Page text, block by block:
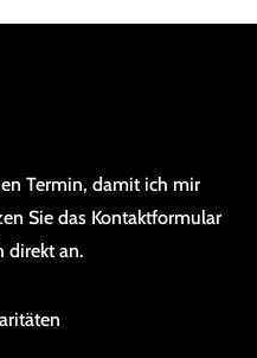
Termin, damit ich mir
Sie das Kontaktformular
direkt an.